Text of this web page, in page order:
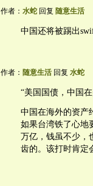
作者： 水蛇回复 随意生活
中国还将被踢出
作者： 随意生活回复 水蛇
“美国国债，中国
中国在海外的资产
如果台湾铁了心地
万亿，钱虽不少，
齿的。该打时肯定